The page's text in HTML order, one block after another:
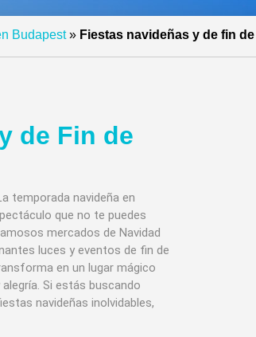
Budapest» Fiestas navideñas y de fin de
de Fin de
temporada navideña en
que no te puedes
mercados de Navidad
luces y eventos de fin de
en un lugar mágico
Si estás buscando
navideñas inolvidables,